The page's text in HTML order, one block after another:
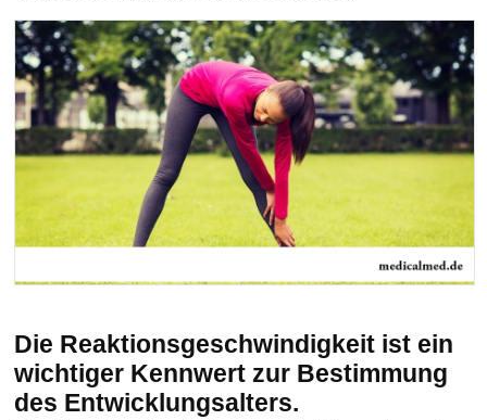
Die Reaktionsgeschwindigkeit ist ein
wichtiger Kennwert zur Bestimmung
des Entwicklungsalters.